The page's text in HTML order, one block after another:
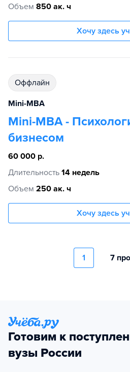
Объем 850 ак. ч
Хочу здесь
Оффлайн
Mini-MBA
Mini-MBA -
бизнесом
60 000 р.
Длительность 14 недель
Объем 250 ак. ч
Хочу здесь
1 7
Готовим к
вузы России